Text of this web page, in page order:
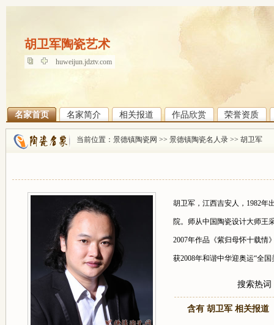
胡卫军陶瓷艺术
胡卫军陶瓷艺术
huweijun.jdztv.com
名家首页 名家简介 相关报道 作品欣赏 荣誉资质
当前位置： 景德镇陶瓷网 >> 景德镇陶瓷名人录 >> 胡卫军
胡卫军，江西吉安人，1982年
院。师从中国陶瓷设计大师王
2007年作品《紫归母怀十载情
获2008年和谐中华迎奥运“全
搜索热词
含有 胡卫军 相关报道